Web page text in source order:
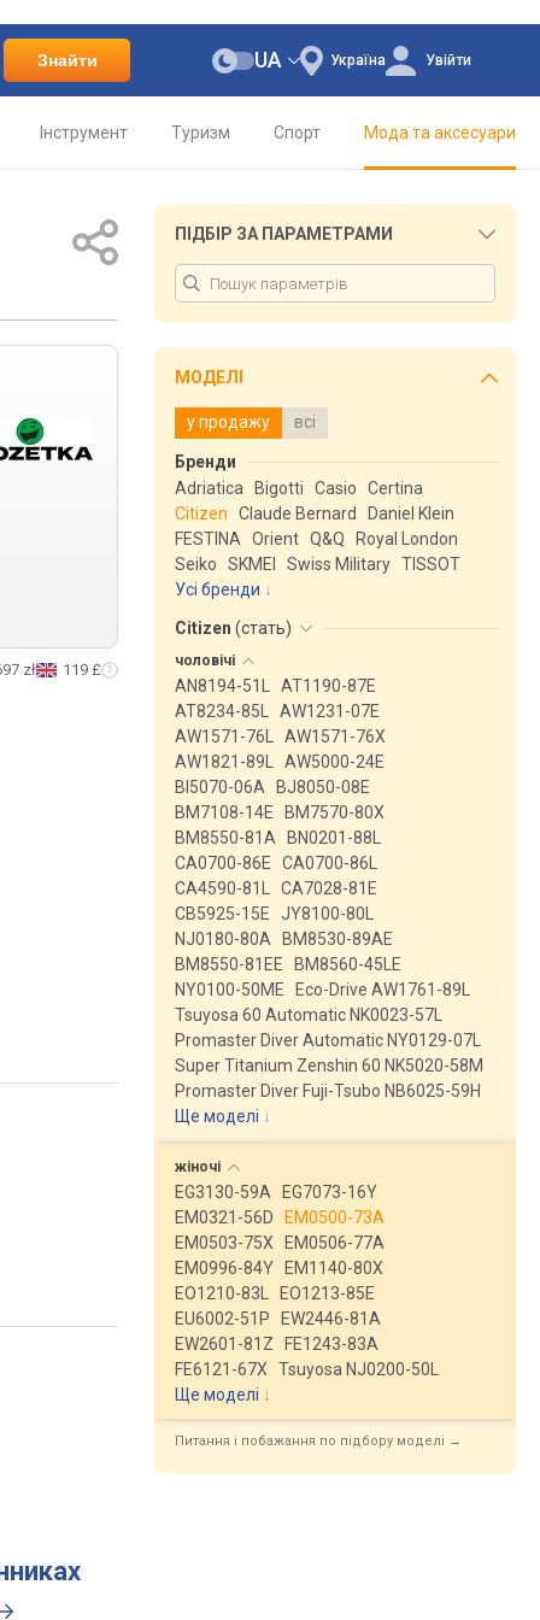
Знайти Україна
UA Увійти
Інструмент Туризм Спорт Мода та аксесуари
zł 119 £
ПІДБІР ЗА ПАРАМЕТРАМИ
МОДЕЛІ
у продажу всі
Бренди
Adriatica
Bigotti Casio
Certina
Citizen
Claude Bernard
Daniel Klein
FESTINA
Orient Q&Q
Royal London
Seiko
SKMEI Swiss Military TISSOT
Усі бренди
Citizen (стать)
чоловічі
AN8194-51L
AT1190-87E
AT8234-85L
AW1231-07E
AW1571-76L
AW1571-76X
AW1821-89L
AW5000-24E
BI5070-06A
BJ8050-08E
BM7108-14E
BM7570-80X
BM8550-81A
BN0201-88L
CA0700-86E
CA0700-86L
CA4590-81L
CA7028-81E
CB5925-15E
JY8100-80L
NJ0180-80A
BM8530-89AE
BM8550-81EE
BM8560-45LE
NY0100-50ME
Eco-Drive AW1761-89L
Tsuyosa 60 Automatic NK0023-57L
Promaster Diver Automatic NY0129-07L
Super Titanium Zenshin 60 NK5020-58M
Promaster Diver Fuji-Tsubo NB6025-59H
Ще моделі ↓
жіночі
EG3130-59A
EG7073-16Y
EM0321-56D
EM0500-73A
EM0503-75X
EM0506-77A
EM0996-84Y
EM1140-80X
EO1210-83L
EO1213-85E
EU6002-51P
EW2446-81A
EW2601-81Z
FE1243-83A
FE6121-67X
Tsuyosa NJ0200-50L
Ще моделі ↓
Питання і побажання по підбору моделі →